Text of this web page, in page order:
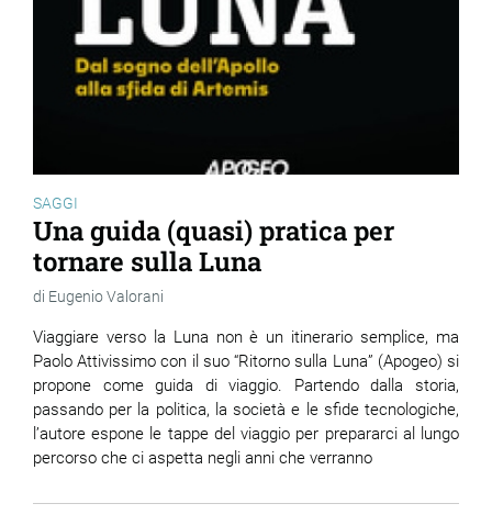
SAGGI
Una guida (quasi) pratica per
tornare sulla Luna
Eugenio Valorani
Viaggiare verso la Luna non è un itinerario semplice, ma
Paolo Attivissimo con il suo “Ritorno sulla Luna” (Apogeo) si
propone come guida di viaggio. Partendo dalla storia,
passando per la politica, la società e le sfide tecnologiche,
l’autore espone le tappe del viaggio per prepararci al lungo
percorso che ci aspetta negli anni che verranno